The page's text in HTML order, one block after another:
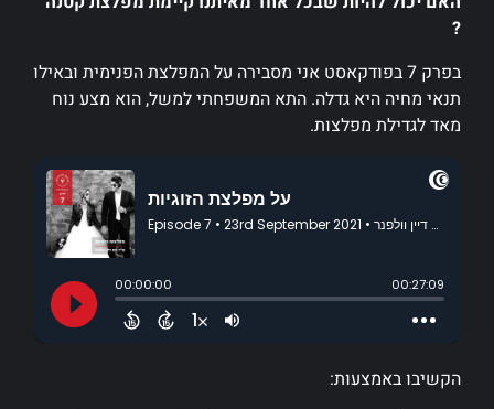
?
בפרק 7 בפודקאסט אני מסבירה על המפלצת הפנימית ובאילו
תנאי מחיה היא גדלה. התא המשפחתי למשל, הוא מצע נוח
מאד לגדילת מפלצות.
הקשיבו באמצעות: